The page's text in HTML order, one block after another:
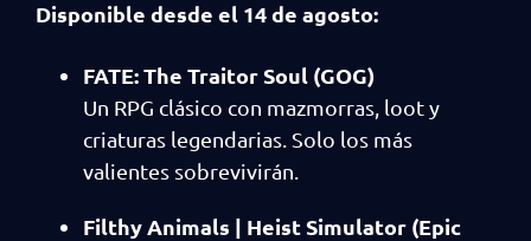
Disponible desde el 14 de agosto:
FATE: The Traitor Soul (GOG)
Un RPG clásico con mazmorras, loot y
criaturas legendarias. Solo los más
valientes sobrevivirán.
Filthy Animals | Heist Simulator (Epic